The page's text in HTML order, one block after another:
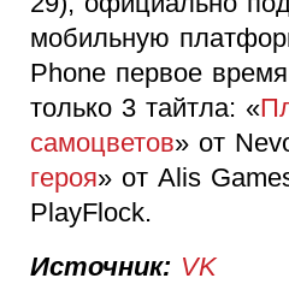
мобильную
Phone первое
только 3 тайтла: «
самоцветов» от
героя» от Alis
PlayFlock.
Источник: VK